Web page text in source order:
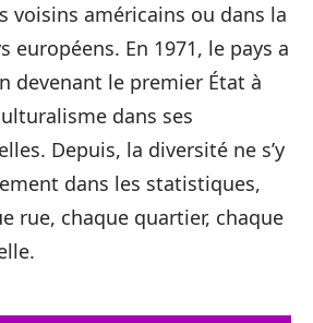
voisins américains ou dans la
européens. En 1971, le pays a
devenant le premier État à
dans ses
Depuis, la diversité ne s’y
dans les statistiques,
rue, chaque quartier, chaque